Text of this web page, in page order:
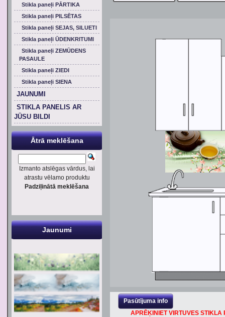
Pasūtījuma info
APRĒĶINIET VIRTUVES
Stikla paneļi PĀRTIKA
Stikla paneļi PILSĒTAS
Stikla paneļi SEJAS, SILUETI
Stikla paneļi ŪDENKRITUMI
Stikla paneļi ZEMŪDENS
PASAULE
Stikla paneļi ZIEDI
Stikla paneļi SIENA
JAUNUMI
STIKLA PANELIS AR
JŪSU BILDI
Ātrā meklēšana
Izmanto atslēgas vārdus, lai
atrastu vēlamo produktu
Padziļinātā meklēšana
Jaunumi